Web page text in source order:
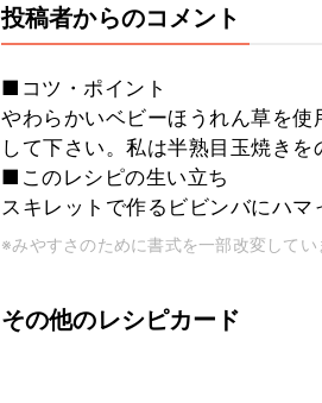
投稿者からのコメント
■コツ・ポイント
やわらかいベビーほうれん草を
して下さい。私は半熟目玉焼きを
■このレシピの生い立ち
スキレットで作るビビンバにハマ
※みやすさのために書式を一部改変してい
その他のレシピカード